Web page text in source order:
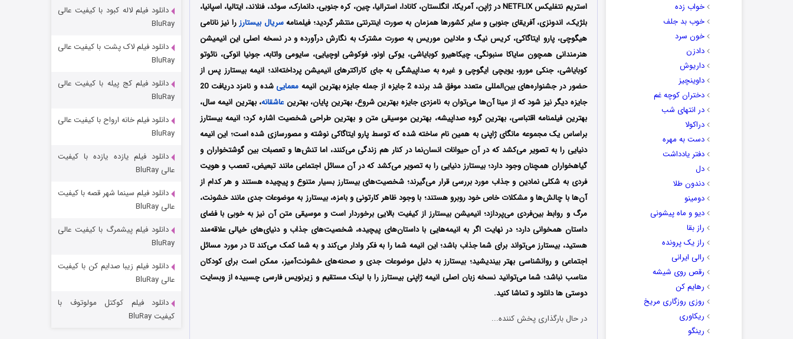
خواب زده
خوب بد جلف
خون سرد
دادزن
داریوش
داوینچیز
دختران کوچه غم
در انتهای شب
دراکولا
دست به مهره
دفتر یادداشت
دل
دندون طلا
دومینو
دیو و ماه پیشونی
راز بقا
راز یک پرونده
رالی ایرانی
رقص روی شیشه
رهایم کن
روزی روزگاری مریخ
ریکاوری
رینگو
استریم نتفلیکس NETFLIX در ژاپن، آمریکا، انگلستان، کانادا، استرالیا، چین، کره جنوبی، دانمارک، سوئد، فنلاند، ایتالیا، اسپانیا،
بلژیک، اندونزی، آفریقای جنوبی و سایر کشورها همزمان به صورت اینترنتی منتشر گردید؛ فیلمنامهسریال بیستارز را نیز نانامی
هیگوچی، پارو ایتاگاکی، کریس نیگ و مادلین موریس به صورت مشترک به نگارش درآورده و در نسخه اصلی این انیمیشن
هنرمندانی همچون سایاکا سنبونگی، چیکاهیرو کوبایاشی، یوکی اونو، فوکوشی اوچیایی، سایومی واتابه، جونیا انوکی، نائوتو
کوبایاشی، جنکی مورو، یویچی ایگوچی و غیره به صداپیشگی به جای کاراکترهای انیمیشن پرداخته‌اند؛ انیمه بیستارز پس از
حضور در جشنواره‌های بین‌المللی متعدد موفق شد برنده 2 جایزه از جمله جایزه بهترین انیمه
معمایی
شده و نامزد دریافت 20
جایزه دیگر نیز شود که از مینا آن‌ها می‌توان به نامزدی جایزه بهترین شروع، بهترین پایان، بهترینعاشقانه، بهترین انیمه سال،
بهترین فیلمنامه اقتباسی، بهترین گروه صداپیشه، بهترین موسیقی متن و بهترین طراحی شخصیت اشاره کرد؛ انیمه بیستارز
براساس یک مجموعه مانگای ژاپنی به همین نام ساخته شده که توسط پارو ایتاگاکی نوشته و مصورسازی شده‌ است؛ این انیمه
دنیایی را به تصویر می‌کشد که در آن حیوانات انسان‌نما در کنار هم زندگی می‌کنند، اما تنش‌ها و تعصبات بین گوشتخواران و
گیاهخواران همچنان وجود دارد؛ بیستارز دنیایی را به تصویر می‌کشد که در آن مسائل اجتماعی مانند تبعیض، تعصب و هویت
فردی به شکلی نمادین و جذاب مورد بررسی قرار می‌گیرند؛ شخصیت‌های بیستارز بسیار متنوع و پیچیده هستند و هر کدام از
آن‌ها با چالش‌ها و مشکلات خاص خود روبرو هستند؛ با وجود ظاهر کارتونی و بامزه، بیستارز به موضوعات جدی مانند خشونت،
مرگ و روابط بین‌فردی می‌پردازد؛ انیمیشن بیستارز از کیفیت بالایی برخوردار است و موسیقی متن آن نیز به خوبی با فضای
داستان همخوانی دارد؛ در نهایت اگر به انیمه‌هایی با داستان‌های پیچیده، شخصیت‌های جذاب و دنیای‌های خیالی علاقه‌مند
هستید، بیستارز می‌تواند برای شما جذاب باشد؛ این انیمه شما را به فکر وادار می‌کند و به شما کمک می‌کند تا در مورد مسائل
اجتماعی و روانشناسی بهتر بیندیشید؛ بیستارز به دلیل موضوعات جدی و صحنه‌های خشونت‌آمیز، ممکن است برای کودکان
مناسب نباشد؛ شما می‌توانید نسخه زبان اصلی انیمه ژاپنی بیستارز را با لینک مستقیم و زیرنویس فارسی چسبیده از وبسایت
دوستی ها دانلود و تماشا کنید.
در حال بارگذاری پخش کننده...
خاندان اژدها فصل ۳
جادوگری در مغولستان
دانلود فیلم لاله کبود با کیفیت عالی
BluRay
دانلود فیلم لاک پشت با کیفیت عالی
BluRay
دانلود فیلم کج‌ پیله با کیفیت عالی
BluRay
دانلود فیلم خانه ارواح با کیفیت عالی
BluRay
دانلود فیلم یازده یازده با کیفیت
عالی BluRay
دانلود فیلم سینما شهر قصه با کیفیت
عالی BluRay
دانلود فیلم پیشمرگ با کیفیت عالی
BluRay
دانلود فیلم زیبا صدایم کن با کیفیت
عالی BluRay
دانلود فیلم کوکتل مولوتوف با
کیفیت BluRay